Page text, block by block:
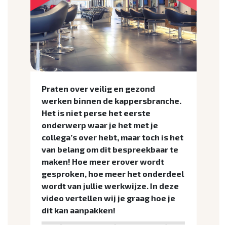
Praten over veilig en gezond
werken binnen de kappersbranche.
Het is niet perse het eerste
onderwerp waar je het met je
collega’s over hebt, maar toch is het
van belang om dit bespreekbaar te
maken! Hoe meer erover wordt
gesproken, hoe meer het onderdeel
wordt van jullie werkwijze. In deze
video vertellen wij je graag hoe je
dit kan aanpakken!